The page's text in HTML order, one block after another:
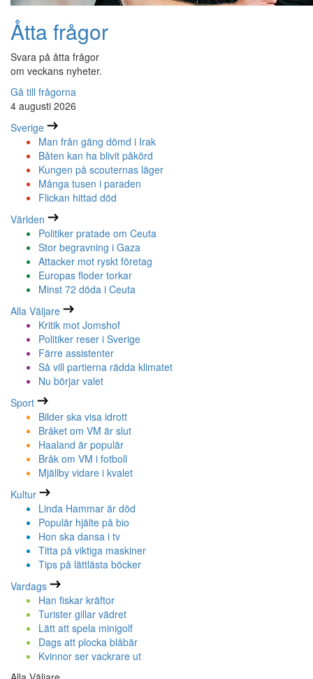
Åtta frågor
Svara på åtta frågor
om veckans nyheter.
Gå till frågorna
4 augusti 2026
Sverige
Man från gäng dömd i Irak
Båten kan ha blivit påkörd
Kungen på scouternas läger
Många tusen i paraden
Flickan hittad död
Världen
Politiker pratade om Ceuta
Stor begravning i Gaza
Attacker mot ryskt företag
Europas floder torkar
Minst 72 döda i Ceuta
Alla Väljare
Kritik mot Jomshof
Politiker reser i Sverige
Färre assistenter
Så vill partierna rädda klimatet
Nu börjar valet
Sport
Bilder ska visa idrott
Bråket om VM är slut
Haaland är populär
Bråk om VM i fotboll
Mjällby vidare i kvalet
Kultur
Linda Hammar är död
Populär hjälte på bio
Hon ska dansa i tv
Titta på viktiga maskiner
Tips på lättlästa böcker
Vardags
Han fiskar kräftor
Turister gillar vädret
Lätt att spela minigolf
Dags att plocka blåbär
Kvinnor ser vackrare ut